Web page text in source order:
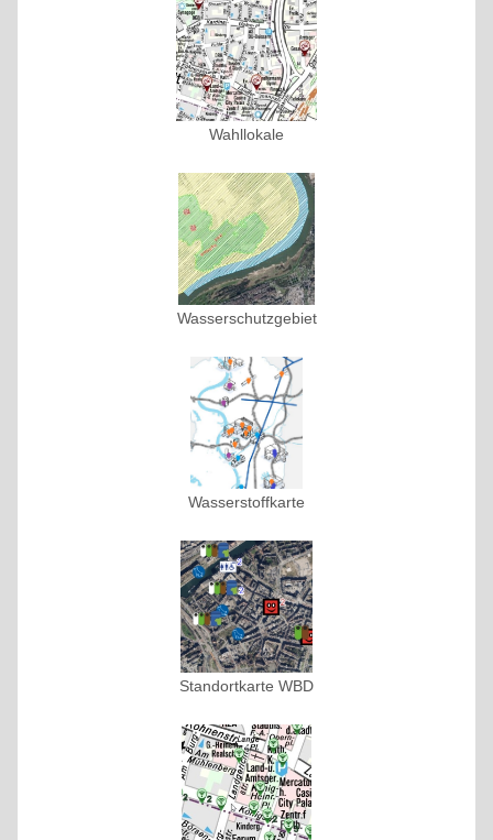
Wahllokale
Wasserschutzgebiet
Wasserstoffkarte
Standortkarte WBD